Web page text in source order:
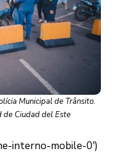
Municipal de Trânsito.
de Ciudad del Este